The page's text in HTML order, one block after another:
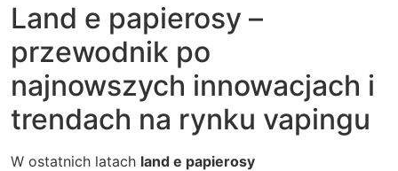
Land e papierosy –
przewodnik po
najnowszych innowacjach i
trendach na rynku vapingu
W ostatnich latach land e papierosy